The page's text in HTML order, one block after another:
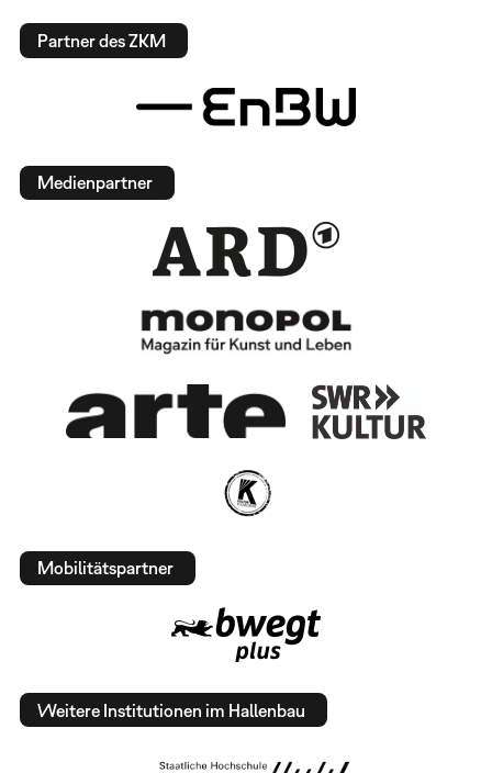
Partner des ZKM
Medienpartner
Mobilitätspartner
Weitere Institutionen im Hallenbau